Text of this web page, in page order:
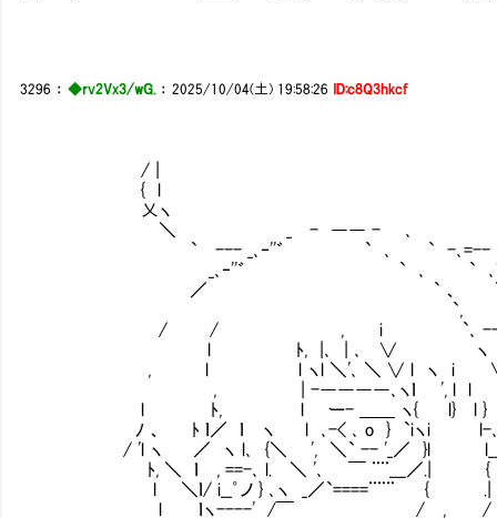
3296 ：◆rv2Vx3/wG. ：2025/10/04(土) 19:58:26 ID:c8Q3hkcf
/ |
{ l
乂ヽ
＼ _ - ―― - ､
` --- _､‐''゛ ` ､ ` -､=-- ､
_､‐''゛ ` ､ ` ､ｌ ｀
／ ` 、 ＼` l
`, ､＼
/ / , i `､ --- ',
l ﾄ, |､ | ､ ∨ ヽ l`/ l} やだやだ
, l l ヽl ＼'､ ＼ ∨ l ヽ i ∨ l l
, | -――――､ヽｌ ', l l ∨/ } 〉 ﾘ まだま
l ﾄ, l ー- ＿＿ ヽ{ l} l }
ﾉ 、 ﾄ ｌ／ ｌ ヽ l ､-< ､ o } `iヽi l-､_ l / l/
/ 'l ヽ ／ ヽ l､ {＼ ', ＼` -- '_／ }l
ﾄ, ＼ ｌ , ==-､ l. ＼ '､ ￣ ¨¨___／.| { l } } 王
l ＼ｌ/ i__゜ノ } ､ヽ _／`====¨¨¨ { .|
l ｌヽ----' /￣ / , / ノ /ニニニﾆ＼ 他の